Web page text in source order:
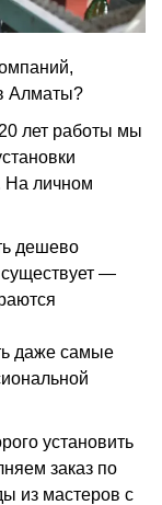
Алматы?
лет работы мы
На личном
дешево
—
даже самые
установить
заказ по
из мастеров с